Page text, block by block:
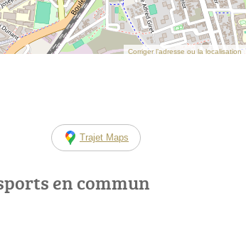
Corriger l’adresse ou la localisation
Trajet Maps
en commun